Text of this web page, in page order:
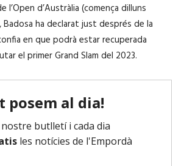
l’Open d’Austràlia (comença dilluns
ha declarat just després de la
en que podrà estar recuperada
el primer Grand Slam del 2023.